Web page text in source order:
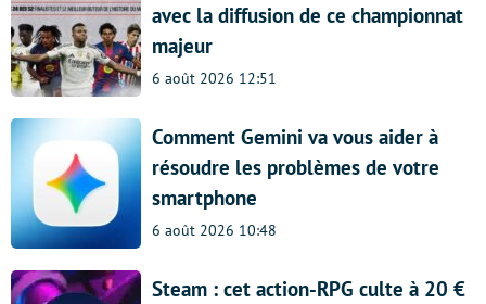
avec la diffusion de ce championnat
majeur
6 août 2026 12:51
Comment Gemini va vous aider à
résoudre les problèmes de votre
smartphone
6 août 2026 10:48
Steam : cet action-RPG culte à 20 €